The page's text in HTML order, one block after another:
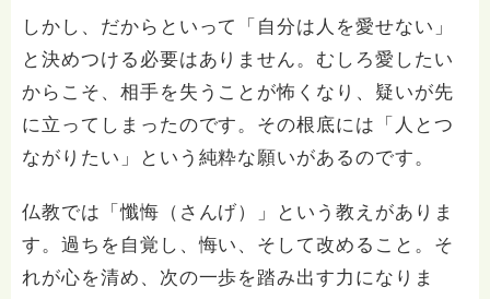
しかし、だからといって「自分は人を愛せない」
と決めつける必要はありません。むしろ愛したい
からこそ、相手を失うことが怖くなり、疑いが先
に立ってしまったのです。その根底には「人とつ
ながりたい」という純粋な願いがあるのです。
仏教では「懺悔（さんげ）」という教えがありま
す。過ちを自覚し、悔い、そして改めること。そ
れが心を清め、次の一歩を踏み出す力になりま